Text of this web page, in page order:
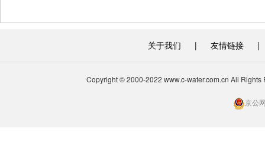
关于我们 | 友情链接 |
Copyright © 2000-2022 www.c-water.com.cn All
京公